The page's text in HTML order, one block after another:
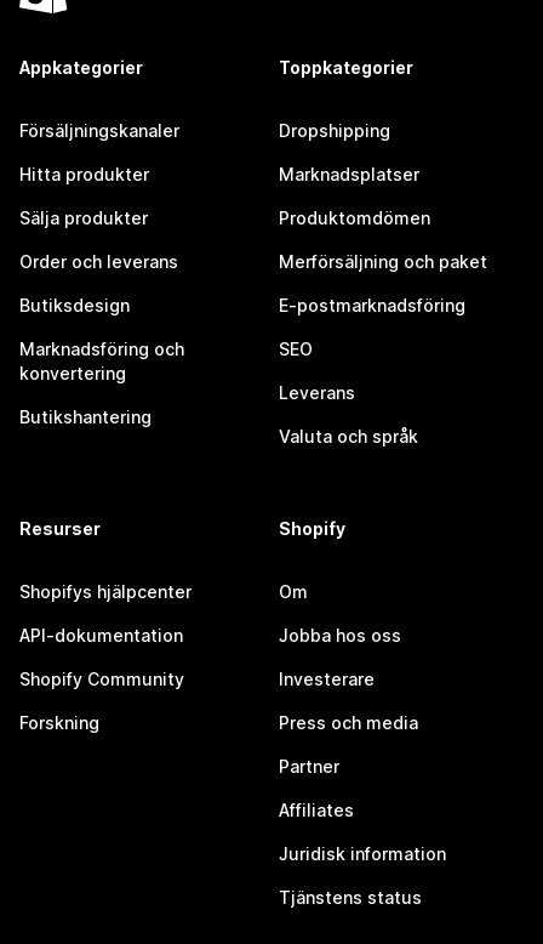
Appkategorier
Försäljningskanaler
Hitta produkter
Sälja produkter
Order och leverans
Butiksdesign
Marknadsföring och
konvertering
Butikshantering
Toppkategorier
Dropshipping
Marknadsplatser
Produktomdömen
Merförsäljning och paket
E-postmarknadsföring
SEO
Leverans
Valuta och språk
Resurser
Shopifys hjälpcenter
API-dokumentation
Shopify Community
Forskning
Shopify
Om
Jobba hos oss
Investerare
Press och media
Partner
Affiliates
Juridisk information
Tjänstens status